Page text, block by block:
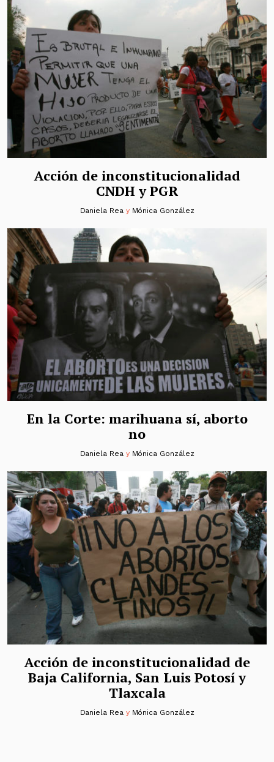
Acción de inconstitucionalidad
CNDH y PGR
Daniela Rea y Mónica González
En la Corte: marihuana sí, aborto
no
Daniela Reay Mónica González
Acción de inconstitucionalidad de
Baja California, San Luis Potosí y
Tlaxcala
Daniela Reay Mónica González